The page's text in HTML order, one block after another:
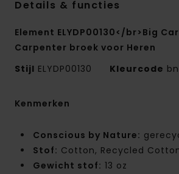
Details & functies
Element ELYDP00130</br>Big
Carpenter broek voor Heren
Stijl ELYDP00130 Kleurcode
Kenmerken
Conscious by Nature:
Stof: Cotton, Recycled
Gewicht stof: 13 oz